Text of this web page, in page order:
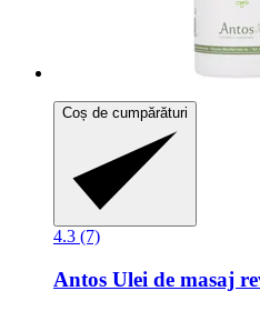
Coș de cumpărături
4.3 (7)
Antos Ulei de masaj